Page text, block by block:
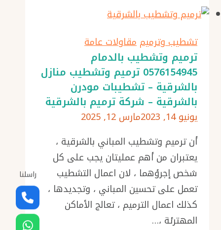
ترميم
بالدمام
ت:
0576154945
ترميم
عمارة
الشرقية
تشطيب وترميم مقاولات عامة
ترميم وتشطيب بالدمام
0576154945 ترميم وتشطيب منازل
بالشرقية – تشطيبات مودرن
بالشرقية – شركة ترميم بالشرقية
يونيو 14, 2023
مارس 12, 2025
أن ترميم وتشطيب المباني بالشرقية ،
يعتبران من أهم عمليتان يجب على كل
شخص إجرؤهما ، لان اعمال التشطيب
تعمل على تحسين المباني ، وتجديدها ،
كذلك اعمال الترميم ، تعالج الأماكن
المهترئة ،…
راسلنا